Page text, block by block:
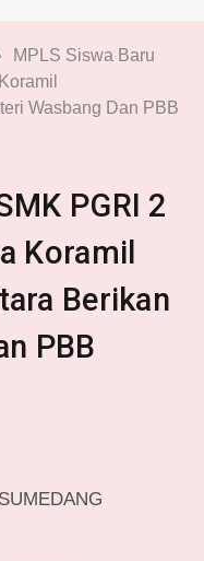
MPLS Siswa Baru
Wasbang Dan PBB
PGRI 2
Koramil
Berikan
PBB